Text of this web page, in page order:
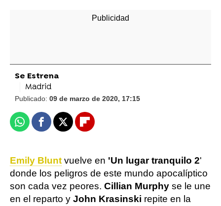
Se Estrena
Madrid
Publicado: 09 de marzo de 2020, 17:15
WhatsappFacebook
X Flipboard
Emily Blunt vuelve en 'Un lugar tranquilo 2'
donde los peligros de este mundo apocalíptico
son cada vez peores. Cillian Murphy se le une
en el reparto y John Krasinski repite en la